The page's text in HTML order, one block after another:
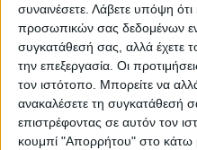
συναινέσετε. Λάβετε υπόψη ότι
προσωπικών σας δεδομένων
συγκατάθεσή σας, αλλά έχετε
την επεξεργασία. Οι
τον ιστότοπο. Μπορείτε να
ανακαλέσετε τη συγκατάθεσή
επιστρέφοντας σε αυτόν τον
κουμπί "Απορρήτου" στο κάτω